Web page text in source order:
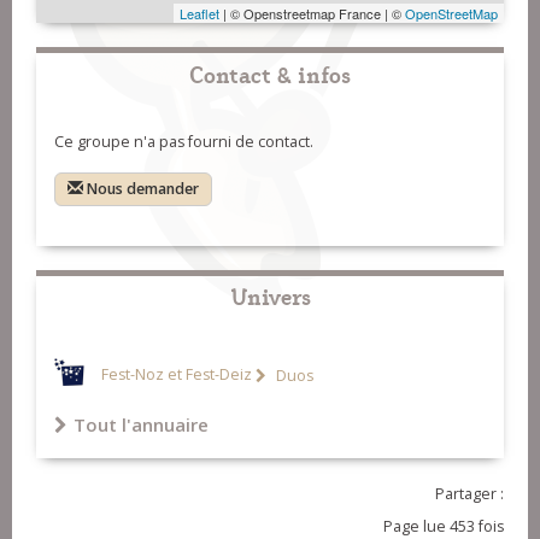
Leaflet | © Openstreetmap France | ©OpenStreetMap
Contact & infos
Ce groupe n'a pas fourni de contact.
Nous demander
Univers
Fest-Noz et Fest-Deiz Duos
Tout l'annuaire
Partager :
Page lue 453 fois